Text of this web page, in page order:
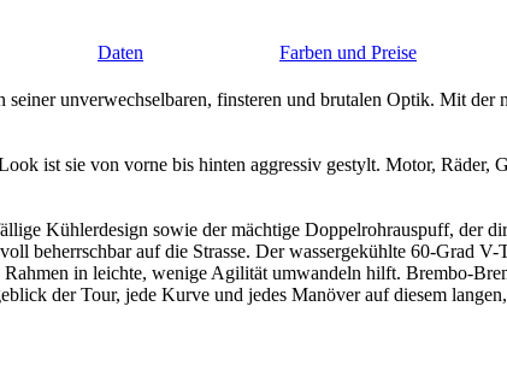
Daten Farben und Preise
unverwechselbaren, finsteren und brutalen Optik. Mit
ist sie von vorne bis hinten aggressiv gestylt. Motor, Räder,
Kühlerdesign sowie der mächtige Doppelrohrauspuff, der
beherrschbar auf die Strasse. Der wassergekühlte 60-Grad
in leichte, wenige Agilität umwandeln hilft. Brembo-
der Tour, jede Kurve und jedes Manöver auf diesem